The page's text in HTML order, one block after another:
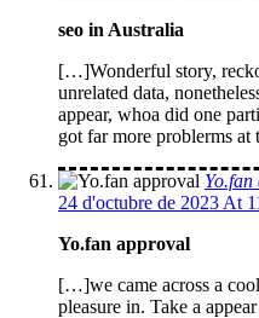
seo in Australia
[…]Wonderful story,
unrelated data,
appear, whoa did one
got far more problerms
24 d'octubre de 2023 At
Yo.fan approval
[…]we came across a
pleasure in. Take a